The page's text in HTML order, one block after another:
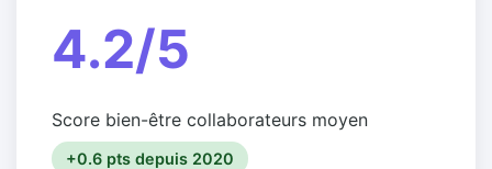
4.2/5
Score bien-être collaborateurs moyen
+0.6 pts depuis 2020